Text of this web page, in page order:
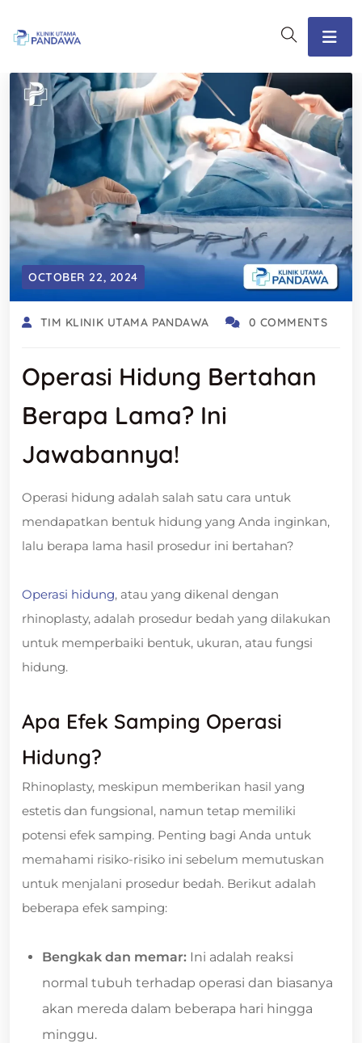
OCTOBER 22, 2024
TIM KLINIK UTAMA PANDAWA 0 COMMENTS
Operasi Hidung Bertahan
Berapa Lama? Ini
Jawabannya!
Operasi hidung adalah salah satu cara untuk
mendapatkan bentuk hidung yang Anda inginkan,
lalu berapa lama hasil prosedur ini bertahan?
Operasi hidung, atau yang dikenal dengan
rhinoplasty, adalah prosedur bedah yang dilakukan
untuk memperbaiki bentuk, ukuran, atau fungsi
hidung.
Apa Efek Samping Operasi
Hidung?
Rhinoplasty, meskipun memberikan hasil yang
estetis dan fungsional, namun tetap memiliki
potensi efek samping. Penting bagi Anda untuk
memahami risiko-risiko ini sebelum memutuskan
untuk menjalani prosedur bedah. Berikut adalah
beberapa efek samping:
Bengkak dan memar: Ini adalah reaksi
normal tubuh terhadap operasi dan biasanya
akan mereda dalam beberapa hari hingga
minggu.